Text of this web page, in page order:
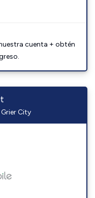
cuenta + obtén
City